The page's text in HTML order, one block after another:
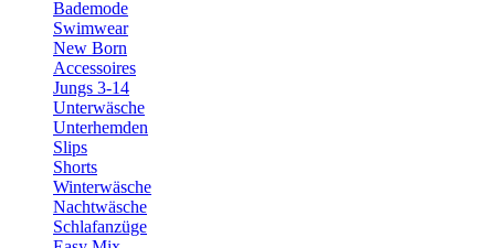
Bademode
Swimwear
New Born
Accessoires
Jungs 3-14
Unterwäsche
Unterhemden
Slips
Shorts
Winterwäsche
Nachtwäsche
Schlafanzüge